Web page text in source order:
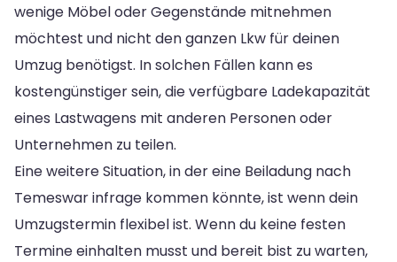
wenige Möbel oder Gegenstände mitnehmen
möchtest und nicht den ganzen Lkw für deinen
Umzug benötigst. In solchen Fällen kann es
kostengünstiger sein, die verfügbare Ladekapazität
eines Lastwagens mit anderen Personen oder
Unternehmen zu teilen.
Eine weitere Situation, in der eine Beiladung nach
Temeswar infrage kommen könnte, ist wenn dein
Umzugstermin flexibel ist. Wenn du keine festen
Termine einhalten musst und bereit bist zu warten,